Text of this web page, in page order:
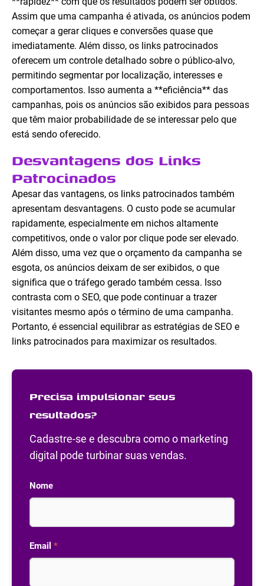
Assim que uma campanha é ativada, os anúncios podem
começar a gerar cliques e conversões quase que
imediatamente. Além disso, os links patrocinados
oferecem um controle detalhado sobre o público-alvo,
permitindo segmentar por localização, interesses e
comportamentos. Isso aumenta a **eficiência** das
campanhas, pois os anúncios são exibidos para pessoas
que têm maior probabilidade de se interessar pelo que
está sendo oferecido.
Desvantagens dos Links
Patrocinados
Apesar das vantagens, os links patrocinados também
apresentam desvantagens. O custo pode se acumular
rapidamente, especialmente em nichos altamente
competitivos, onde o valor por clique pode ser elevado.
Além disso, uma vez que o orçamento da campanha se
esgota, os anúncios deixam de ser exibidos, o que
significa que o tráfego gerado também cessa. Isso
contrasta com o SEO, que pode continuar a trazer
visitantes mesmo após o término de uma campanha.
Portanto, é essencial equilibrar as estratégias de SEO e
links patrocinados para maximizar os resultados.
Precisa impulsionar seus
resultados?
Cadastre-se e descubra como o marketing
digital pode turbinar suas vendas.
Nome
Email *